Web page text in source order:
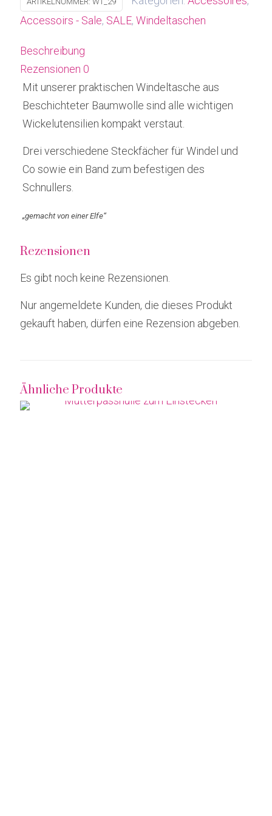
Accessoirs - Sale, SALE, Windeltaschen
Beschreibung
Rezensionen 0
Mit unserer praktischen Windeltasche aus
Beschichteter Baumwolle sind alle wichtigen
Wickelutensilien kompakt verstaut.
Drei verschiedene Steckfächer für Windel und
Co sowie ein Band zum befestigen des
Schnullers.
„gemacht von einer Elfe“
Rezensionen
Es gibt noch keine Rezensionen.
Nur angemeldete Kunden, die dieses Produkt
gekauft haben, dürfen eine Rezension abgeben.
Ähnliche Produkte